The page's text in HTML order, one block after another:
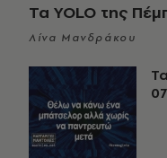
Τα YOLO της
Λίνα Μανδράκου